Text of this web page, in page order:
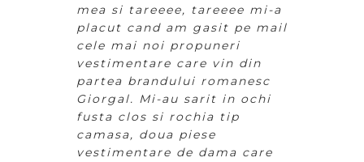
mea si tareeee, tareeee mi-a
placut cand am gasit pe mail
cele mai noi propuneri
vestimentare care vin din
partea brandului romanesc
Giorgal. Mi-au sarit in ochi
fusta clos si rochia tip
camasa, doua piese
vestimentare de dama care